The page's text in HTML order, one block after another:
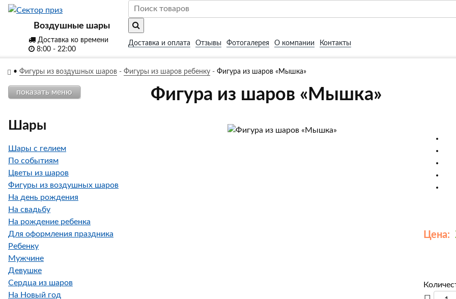
Воздушные шары
Доставка ко времени
8:00 - 22:00
Доставка и оплата Отзывы Фотогалерея О компании Контакты
• Фигуры из воздушных шаров- Фигуры из шаров ребенку- Фигура из шаров «Мышка»
Фигура из шаров «Мышка»
Цена:
показать меню
Шары
Шары с гелием
По событиям
Цветы из шаров
Фигуры из воздушных шаров
На день рождения
На свадьбу
На рождение ребенка
Для оформления праздника
Ребенку
Мужчине
Девушке
Сердца из шаров
На Новый год